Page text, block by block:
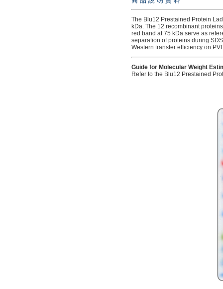
The Blu12 Prestained Protein
kDa. The 12 recombinant
red band at 75 kDa serve as
separation of proteins during
Western transfer efficiency on
Guide for Molecular Weight
Refer to the Blu12 Prestained